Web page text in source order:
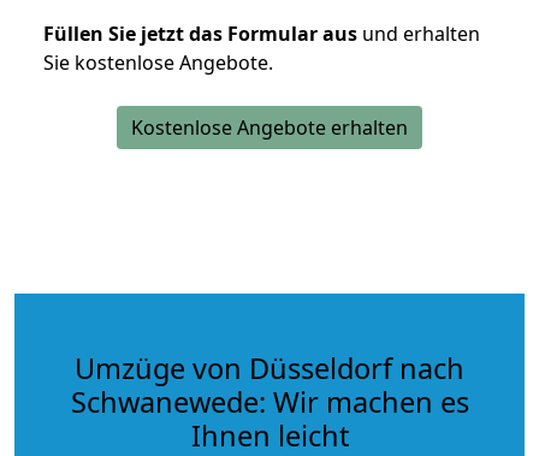
Füllen Sie jetzt das Formular aus und erhalten
Sie kostenlose Angebote.
Kostenlose Angebote erhalten
Umzüge von Düsseldorf nach
Schwanewede: Wir machen es
Ihnen leicht